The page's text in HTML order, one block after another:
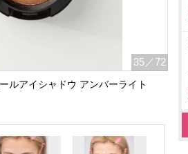
35 ／72
ルアイシャドウ アンバーライト